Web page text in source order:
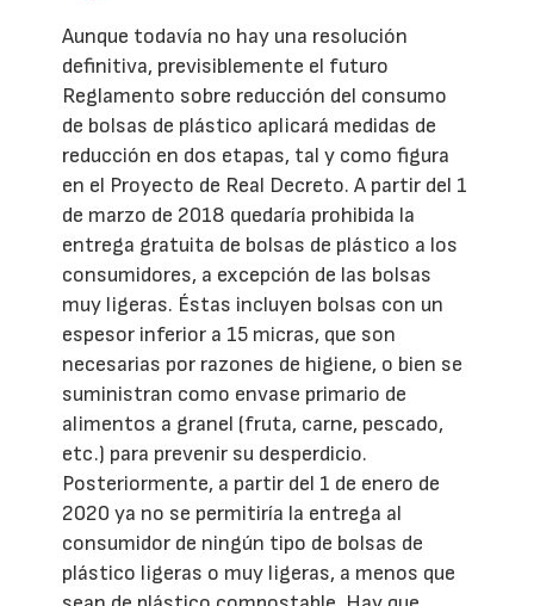
Aunque todavía no hay una resolución
definitiva, previsiblemente el futuro
Reglamento sobre reducción del consumo
de bolsas de plástico aplicará medidas de
reducción en dos etapas, tal y como figura
en el Proyecto de Real Decreto. A partir del 1
de marzo de 2018 quedaría prohibida la
entrega gratuita de bolsas de plástico a los
consumidores, a excepción de las bolsas
muy ligeras. Éstas incluyen bolsas con un
espesor inferior a 15 micras, que son
necesarias por razones de higiene, o bien se
suministran como envase primario de
alimentos a granel (fruta, carne, pescado,
etc.) para prevenir su desperdicio.
Posteriormente, a partir del 1 de enero de
2020 ya no se permitiría la entrega al
consumidor de ningún tipo de bolsas de
plástico ligeras o muy ligeras, a menos que